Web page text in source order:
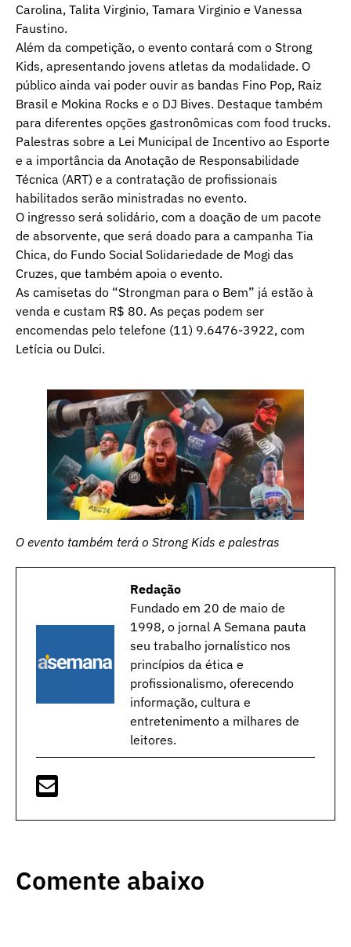
Carolina, Talita Virginio, Tamara Virginio e Vanessa
Faustino.
Além da competição, o evento contará com o Strong
Kids, apresentando jovens atletas da modalidade. O
público ainda vai poder ouvir as bandas Fino Pop, Raiz
Brasil e Mokina Rocks e o DJ Bives. Destaque também
para diferentes opções gastronômicas com food trucks.
Palestras sobre a Lei Municipal de Incentivo ao Esporte
e a importância da Anotação de Responsabilidade
Técnica (ART) e a contratação de profissionais
habilitados serão ministradas no evento.
O ingresso será solidário, com a doação de um pacote
de absorvente, que será doado para a campanha Tia
Chica, do Fundo Social Solidariedade de Mogi das
Cruzes, que também apoia o evento.
As camisetas do “Strongman para o Bem” já estão à
venda e custam R$ 80. As peças podem ser
encomendas pelo telefone (11) 9.6476-3922, com
Letícia ou Dulci.
O evento também terá o Strong Kids e palestras
Redação
Fundado em 20 de maio de
1998, o jornal A Semana pauta
seu trabalho jornalístico nos
princípios da ética e
profissionalismo, oferecendo
informação, cultura e
entretenimento a milhares de
leitores.
Comente abaixo